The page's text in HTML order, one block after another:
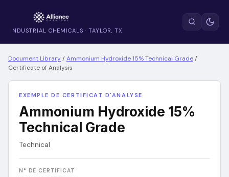
INDUSTRIAL CHEMICALS · TAYLOR, TX
Document Library/Ammonium Hydroxide 15% Technical Grade/
Certificate of Analysis
EXEMPLE DE CERTIFICAT D'ANALYSE
Ammonium Hydroxide 15%
Technical Grade
Technical
N° DE CERTIFICAT